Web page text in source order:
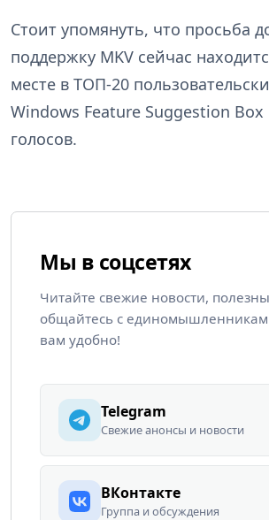
Стоит упомянуть, что просьба
поддержку MKV сейчас
месте в ТОП-20
Windows Feature Suggestion Box
голосов.
Мы в соцсетях
Читайте свежие новости,
общайтесь с
вам удобно!
Telegram
Свежие анонсы и новости
ВКонтакте
Группа и обсуждения